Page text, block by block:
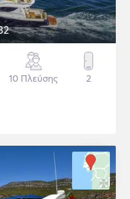
10 Πλεύσης 2